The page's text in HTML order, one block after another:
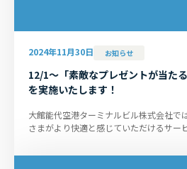
2024年11月30日 お知らせ
12/1～「素敵なプレゼントが当た
を実施いたします！
大館能代空港ターミナルビル株式会社で
さまがより快適と感じていただけるサー